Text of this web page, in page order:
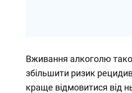
Вживання алкоголю
збільшити ризик
краще відмовитися від